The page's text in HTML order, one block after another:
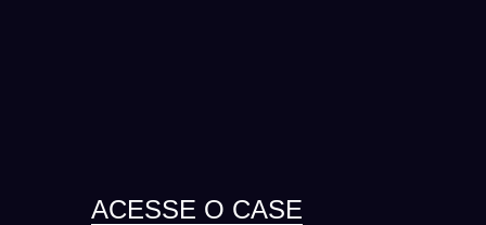
ACESSE O CASE